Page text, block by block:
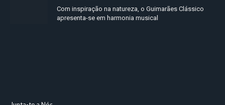
Com inspiração na natureza, o Guimarães Clássico
apresenta-se em harmonia musical